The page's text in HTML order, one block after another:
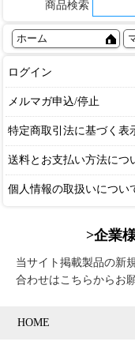
商品検索
ホーム
ログイン
メルマガ申込/停止
特定商取引法に基づく表
送料とお支払い方法につ
個人情報の取扱いについ
>企業
当サイト掲載製品の新
合わせはこちらからお
HOME